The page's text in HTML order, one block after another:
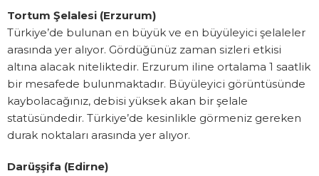
Tortum Şelalesi (Erzurum)
Türkiye’de bulunan en büyük ve en büyüleyici şelaleler
arasında yer alıyor. Gördüğünüz zaman sizleri etkisi
altına alacak niteliktedir. Erzurum iline ortalama 1 saatlik
bir mesafede bulunmaktadır. Büyüleyici görüntüsünde
kaybolacağınız, debisi yüksek akan bir şelale
statüsündedir. Türkiye’de kesinlikle görmeniz gereken
durak noktaları arasında yer alıyor.
Darüşşifa (Edirne)